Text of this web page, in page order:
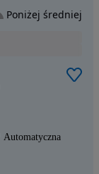
Automatyczna
Poniżej średniej